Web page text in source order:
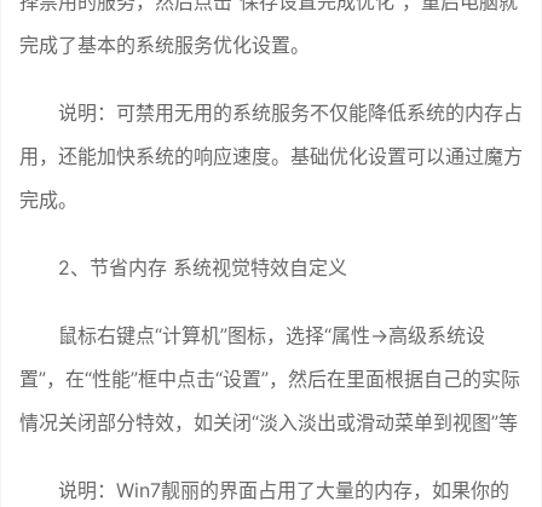
完成了基本的系统服务优化设置。
说明：可禁用无用的系统服务不仅能降低系统的内存占
用，还能加快系统的响应速度。基础优化设置可以通过魔方
完成。
2、节省内存 系统视觉特效自定义
鼠标右键点“计算机”图标，选择“属性→高级系统设
置”，在“性能”框中点击“设置”，然后在里面根据自己的实际
情况关闭部分特效，如关闭“淡入淡出或滑动菜单到视图”等
说明：Win7靓丽的界面占用了大量的内存，如果你的